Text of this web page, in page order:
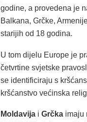
godine, a provedena je
Balkana, Grčke,
starijih od 18 godina.
U tom dijelu Europe je
četvrtine svjetske
se identificiraju s
kršćanstvo većinska
Moldavijai Grčkaimaju